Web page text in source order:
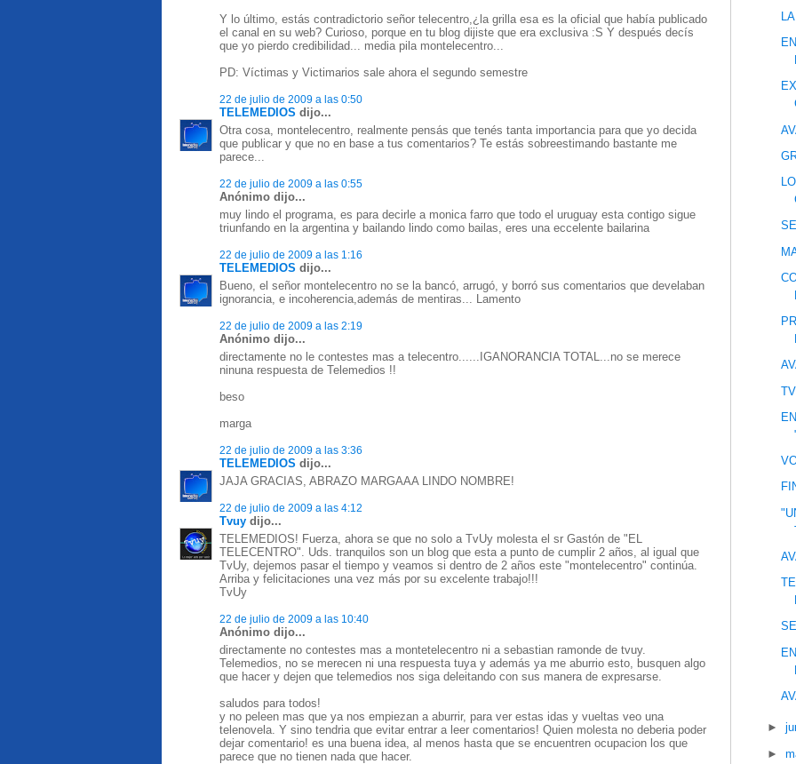
Y lo último, estás contradictorio señor telecentro,¿la grilla esa es la oficial que había publicado
el canal en su web? Curioso, porque en tu blog dijiste que era exclusiva :S Y después decís
que yo pierdo credibilidad... media pila montelecentro...
PD: Víctimas y Victimarios sale ahora el segundo semestre
22 de julio de 2009 a las 0:50
TELEMEDIOS dijo...
Otra cosa, montelecentro, realmente pensás que tenés tanta importancia para que yo decida
que publicar y que no en base a tus comentarios? Te estás sobreestimando bastante me
parece...
22 de julio de 2009 a las 0:55
Anónimo dijo...
muy lindo el programa, es para decirle a monica farro que todo el uruguay esta contigo sigue
triunfando en la argentina y bailando lindo como bailas, eres una eccelente bailarina
22 de julio de 2009 a las 1:16
TELEMEDIOS dijo...
Bueno, el señor montelecentro no se la bancó, arrugó, y borró sus comentarios que develaban
ignorancia, e incoherencia,además de mentiras... Lamento
22 de julio de 2009 a las 2:19
Anónimo dijo...
directamente no le contestes mas a telecentro......IGANORANCIA TOTAL...no se merece
ninuna respuesta de Telemedios !!
beso
marga
22 de julio de 2009 a las 3:36
TELEMEDIOS dijo...
JAJA GRACIAS, ABRAZO MARGAAA LINDO NOMBRE!
22 de julio de 2009 a las 4:12
Tvuy dijo...
TELEMEDIOS! Fuerza, ahora se que no solo a TvUy molesta el sr Gastón de "EL
TELECENTRO". Uds. tranquilos son un blog que esta a punto de cumplir 2 años, al igual que
TvUy, dejemos pasar el tiempo y veamos si dentro de 2 años este "montelecentro" continúa.
Arriba y felicitaciones una vez más por su excelente trabajo!!!
TvUy
22 de julio de 2009 a las 10:40
Anónimo dijo...
directamente no contestes mas a montetelecentro ni a sebastian ramonde de tvuy.
Telemedios, no se merecen ni una respuesta tuya y además ya me aburrio esto, busquen algo
que hacer y dejen que telemedios nos siga deleitando con sus manera de expresarse.
saludos para todos!
y no peleen mas que ya nos empiezan a aburrir, para ver estas idas y vueltas veo una
telenovela. Y sino tendria que evitar entrar a leer comentarios! Quien molesta no deberia poder
dejar comentario! es una buena idea, al menos hasta que se encuentren ocupacion los que
parece que no tienen nada que hacer.
►
►